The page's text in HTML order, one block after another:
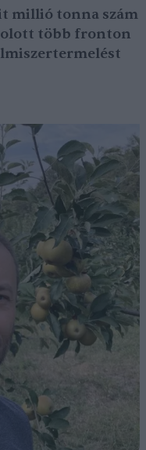
millió tonna szám
több fronton